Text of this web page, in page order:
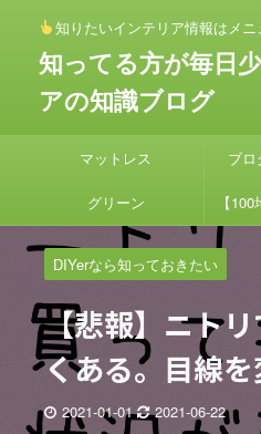
知りたいインテリア情報はメ
知ってる方が毎日
アの知識ブログ
マットレス ブ
グリーン 【
ン】 セ
プ
DIYerなら知っておきたい
【悲報】ニト
くある。目線
2021-01-01 2021-06-22